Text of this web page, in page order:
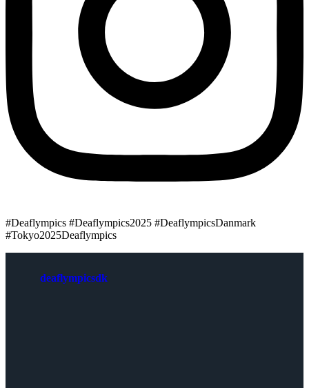
#Deaflympics #Deaflympics2025 #DeaflympicsDanmark
#Tokyo2025Deaflympics
deaflympicsdk